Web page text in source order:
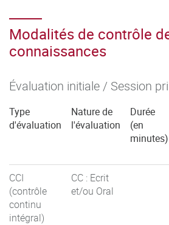
Modalités de contrôle
connaissances
Évaluation initiale / Session
Type
d'évaluation
Nature de
l'évaluation
Durée
(en
minutes)
CCI
(contrôle
continu
intégral)
CC : Ecrit
et/ou Oral